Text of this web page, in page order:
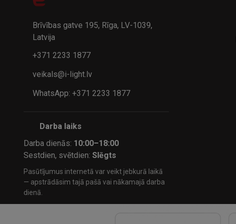
32.95€
Brīvības gatve 195, Rīga, LV-1039,
Latvija
+371 2233 1877
veikals@i-light.lv
WhatsApp: +371 2233 1877
Darba laiks
Darba dienās: 10:00–18:00
Sestdien, svētdien:Slēgts
Pasūtījumus internetā var veikt jebkurā laikā
— apstrādāsim tajā pašā vai nākamajā darba
dienā.